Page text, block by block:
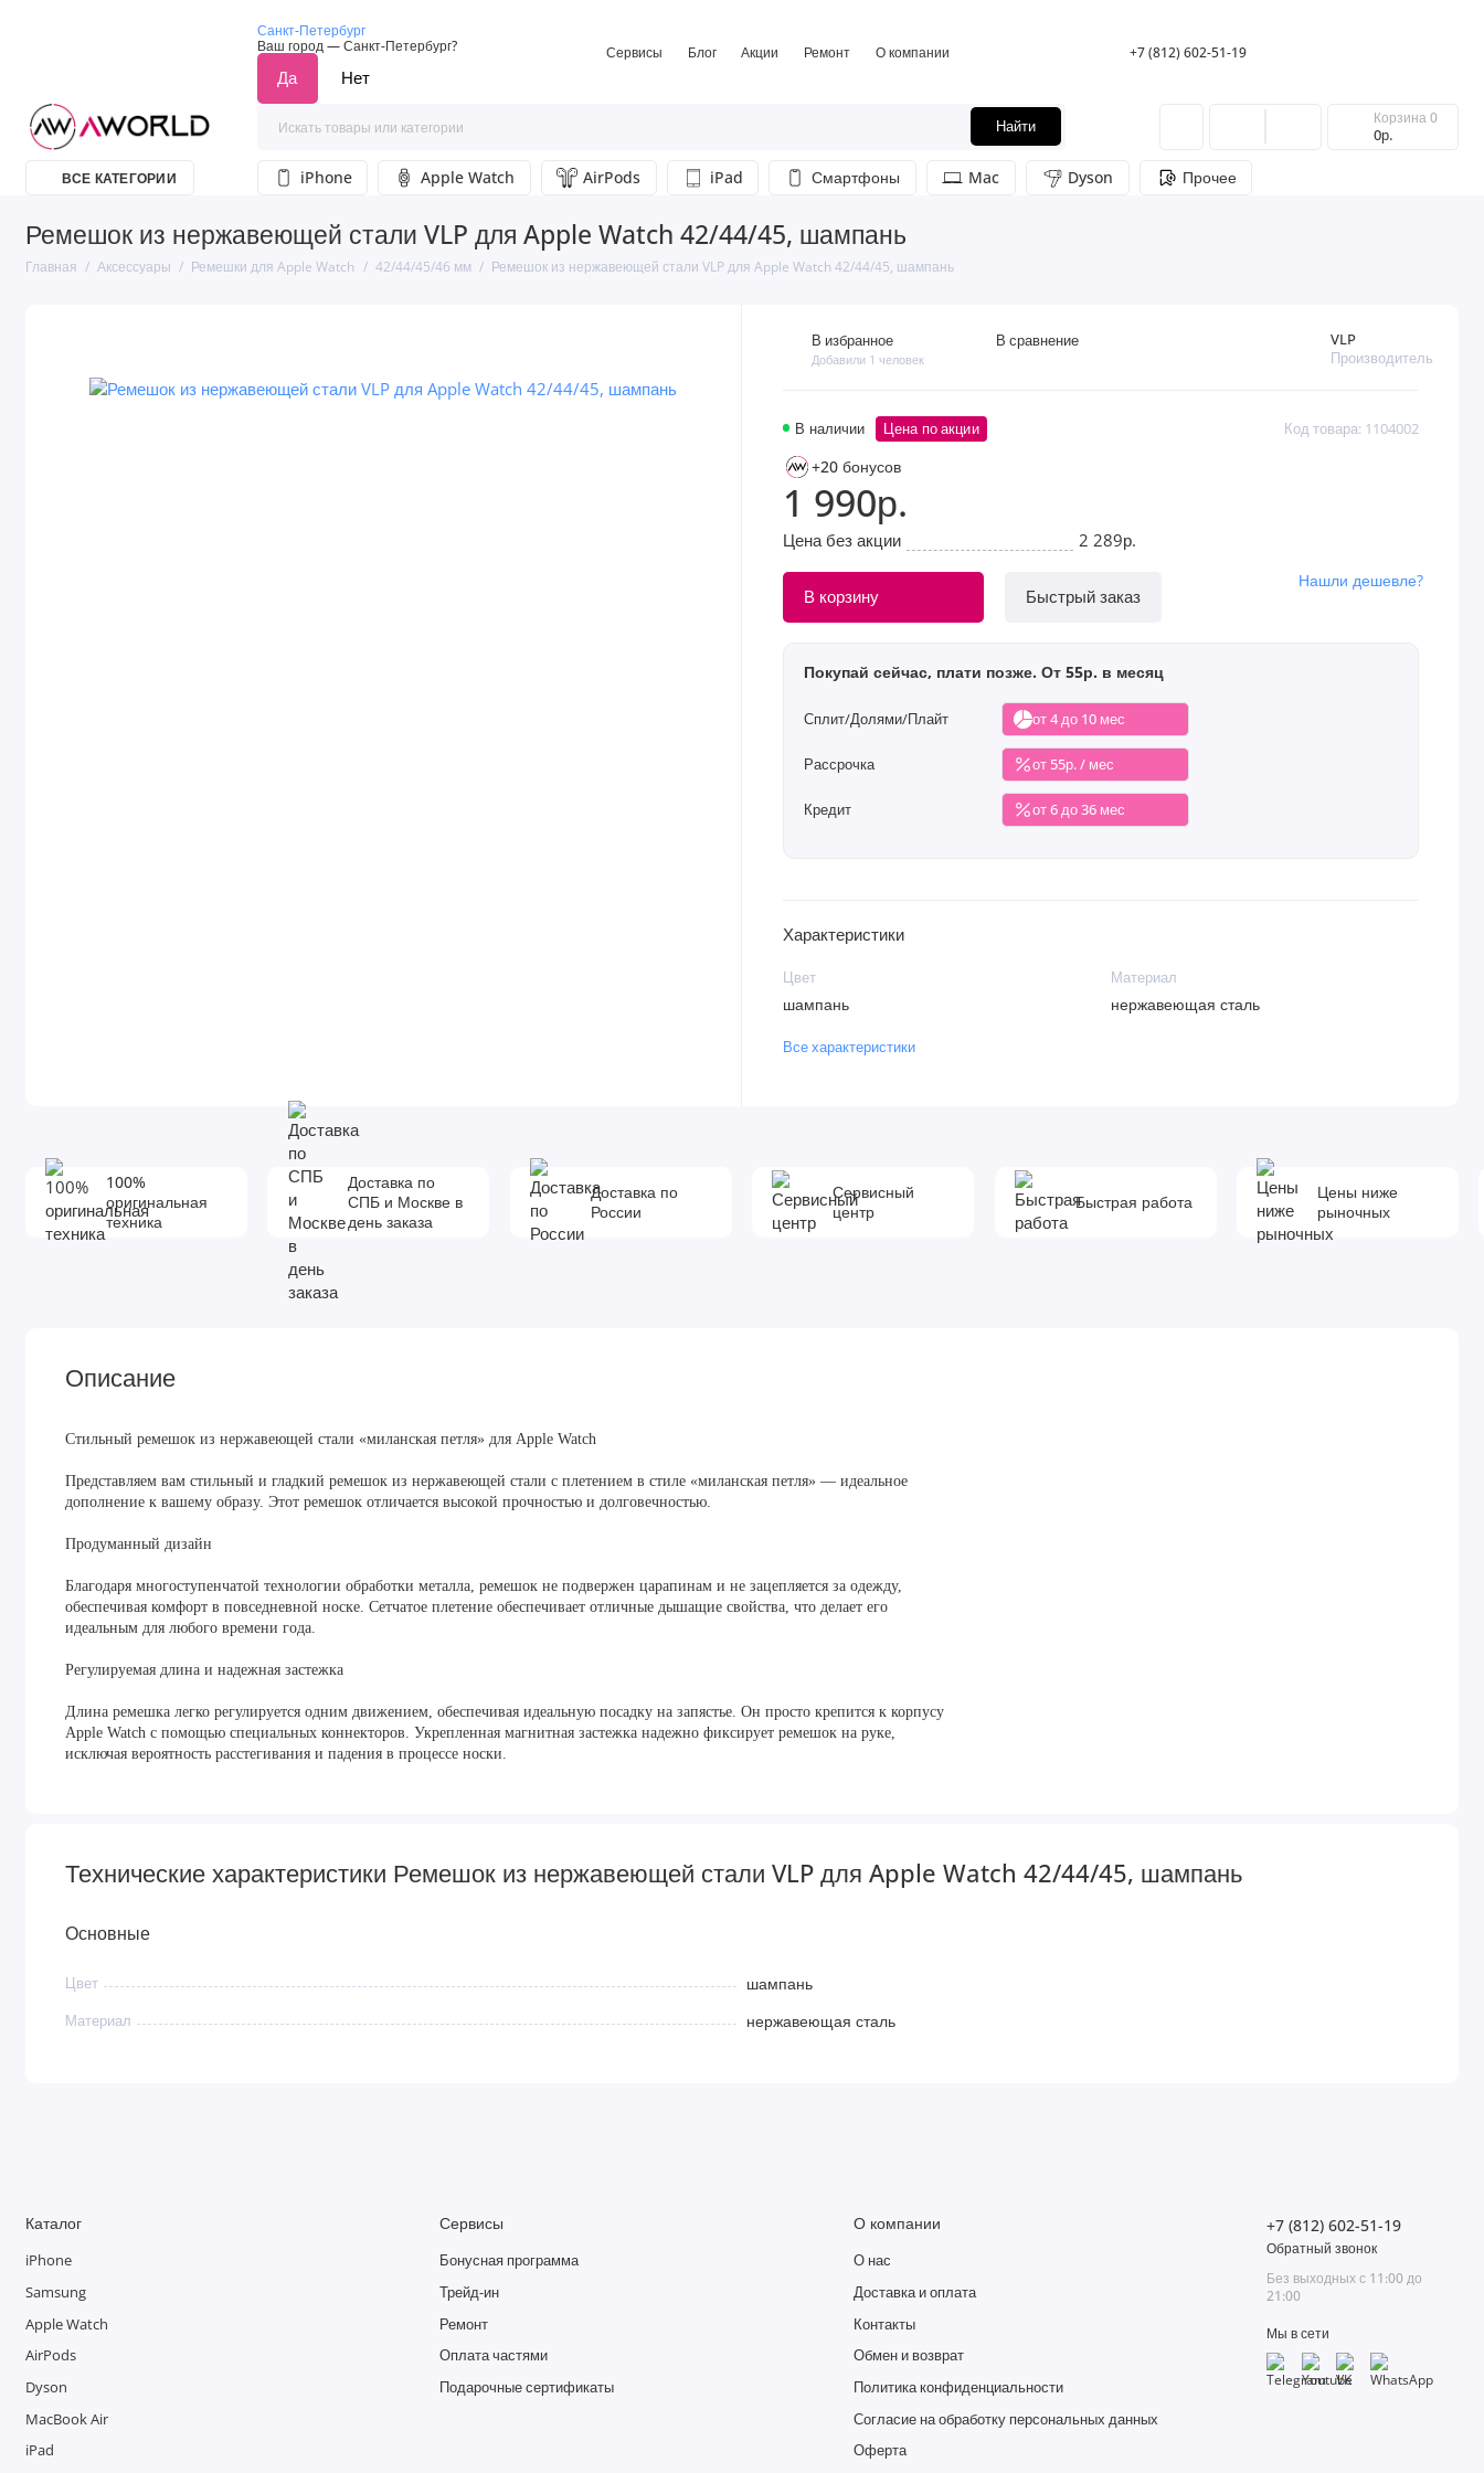
Санкт-Петербург
Ваш город —Санкт-Петербург? Сервисы Блог Акции Ремонт О компании +7 (812) 602-51-19
Найти Корзина0
0р.
ВСЕ КАТЕГОРИИ iPhone Apple Watch AirPods iPad Смартфоны Mac Dyson Прочее
Ремешок из нержавеющей стали VLP для Apple Watch 42/44/45, шампань
Главная Аксессуары Ремешки для Apple Watch 42/44/45/46 мм Ремешок из нержавеющей стали VLP для Apple Watch 42/44/45, шампань
В наличии Код товара: 1104002
Цена по акции
VLP
Производитель
+20 бонусов
1 990р.
Цена без акции 2 289р.
В корзину Быстрый заказ
Нашли дешевле?
Покупай сейчас, плати позже. От 55р. в месяц
Сплит/Долями/Плайт от 4 до 10 мес
Рассрочка от 55р. / мес
Кредит от 6 до 36 мес
В избранное
Добавили 1 человек
В сравнение
Характеристики
Цвет
шампань
Материал
нержавеющая сталь
Все характеристики
100%
оригинальная
техника
Доставка по
СПБ и Москве в
день заказа
Доставка по
России
Сервисный
центр
Быстрая работа
Цены ниже
рыночных
Описание
Стильный ремешок из нержавеющей стали «миланская петля» для Apple Watch
Представляем вам стильный и гладкий ремешок из нержавеющей стали с плетением в стиле «миланская петля» — идеальное
дополнение к вашему образу. Этот ремешок отличается высокой прочностью и долговечностью.
Продуманный дизайн
Благодаря многоступенчатой технологии обработки металла, ремешок не подвержен царапинам и не зацепляется за одежду,
обеспечивая комфорт в повседневной носке. Сетчатое плетение обеспечивает отличные дышащие свойства, что делает его
идеальным для любого времени года.
Регулируемая длина и надежная застежка
Длина ремешка легко регулируется одним движением, обеспечивая идеальную посадку на запястье. Он просто крепится к корпусу
Apple Watch с помощью специальных коннекторов. Укрепленная магнитная застежка надежно фиксирует ремешок на руке,
исключая вероятность расстегивания и падения в процессе носки.
Технические характеристики Ремешок из нержавеющей стали VLP для Apple Watch 42/44/45, шампань
Основные
Цвет шампань
Материал нержавеющая сталь
Каталог
iPhone
Samsung
Apple Watch
AirPods
Dyson
MacBook Air
iPad
Сервисы
Бонусная программа
Трейд-ин
Ремонт
Оплата частями
Подарочные сертификаты
О компании
О нас
Доставка и оплата
Контакты
Обмен и возврат
Политика конфиденциальности
Согласие на обработку персональных данных
Оферта
+7 (812) 602-51-19
Обратный звонок
Без выходных с 11:00 до
21:00
Мы в сети